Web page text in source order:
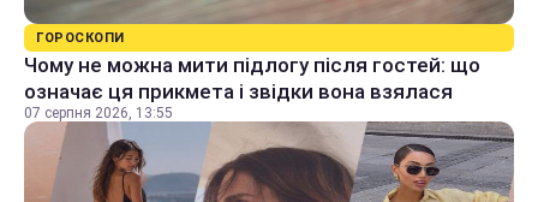
ГОРОСКОПИ
Чому не можна мити підлогу після гостей: що
означає ця прикмета і звідки вона взялася
07 серпня 2026, 13:55